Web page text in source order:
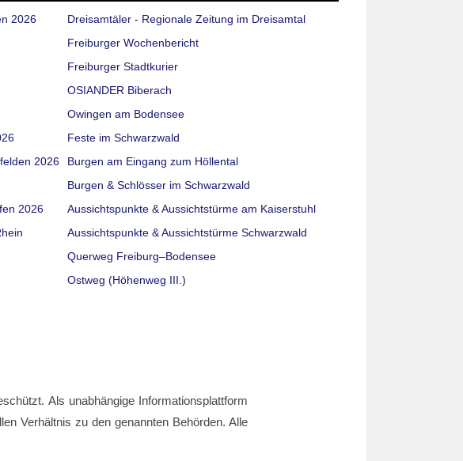
2026
2026
2026
Dreisamtäler - Regionale Zeitung im Dreisamtal
Freiburger Wochenbericht
Freiburger Stadtkurier
OSIANDER Biberach
Owingen am Bodensee
Feste im Schwarzwald
Burgen am Eingang zum Höllental
Burgen & Schlösser im Schwarzwald
Aussichtspunkte & Aussichtstürme am Kaiserstuhl
Aussichtspunkte & Aussichtstürme Schwarzwald
Querweg Freiburg–Bodensee
Ostweg (Höhenweg III.)
Als unabhängige Informationsplattform
Verhältnis zu den genannten Behörden. Alle